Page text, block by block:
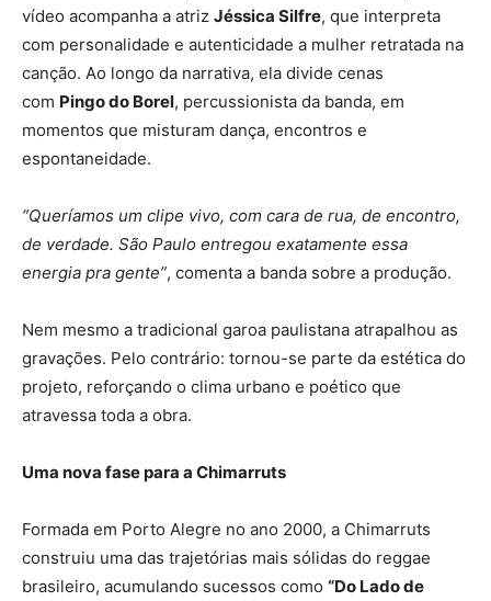
vídeo acompanha a atriz Jéssica Silfre, que interpreta
com personalidade e autenticidade a mulher retratada na
canção. Ao longo da narrativa, ela divide cenas
com Pingo do Borel, percussionista da banda, em
momentos que misturam dança, encontros e
espontaneidade.
“Queríamos um clipe vivo, com cara de rua, de encontro,
de verdade. São Paulo entregou exatamente essa
energia pra gente”, comenta a banda sobre a produção.
Nem mesmo a tradicional garoa paulistana atrapalhou as
gravações. Pelo contrário: tornou-se parte da estética do
projeto, reforçando o clima urbano e poético que
atravessa toda a obra.
Uma nova fase para a Chimarruts
Formada em Porto Alegre no ano 2000, a Chimarruts
construiu uma das trajetórias mais sólidas do reggae
brasileiro, acumulando sucessos como “Do Lado de